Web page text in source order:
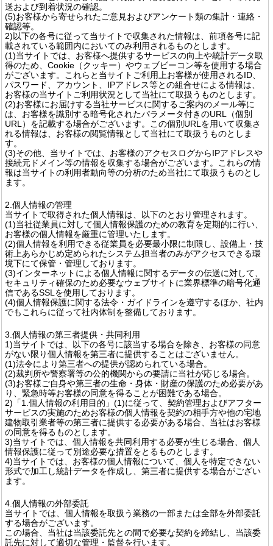
送および到着状況の確認。
(5)お客様から寄せられたご意見およびアンケート類の集計・連絡・
確認等。
2)以下の各号に従って当サイトで収集された情報は、前項各号に記
載されている範囲内においてのみ利用されるものとします。
(1)当サイトでは、お客様へ提供するサービスの向上や統計データ取
得のため、Cookie（クッキー）やウェブビーコン等を使用する場合
がございます。これらと当サイトご利用上お客様が使用されるID、
パスワード、アカウント、IPアドレス等との組合せによる情報は、
お客様の当サイトご利用状況として当社にて取扱うものとします。
(2)お客様にお届けする当社サービスに関するご案内のメール等に
は、お客様を識別する暗号化されたパラメータ付きのURL（個別
URL）を記載する場合がございます。この個別URLを用いて収集さ
れる情報は、お客様の閲覧情報として当社にて取扱うものとしま
す。
(3)その他、当サイトでは、お客様のアクセスログからIPアドレスや
接続元ドメイン等の情報を収集する場合がございます。これらの情
報は当サイトの利用者動向等の分析のため当社にて取扱うものとし
ます。
2.個人情報の管理
当サイトで取得された個人情報は、以下のとおり管理されます。
(1)当社従業員に対して個人情報保護のための教育を定期的に行い、
お客様の個人情報を厳重に管理いたします。
(2)個人情報を利用できる従業員を必要最小限に制限し、設備上・技
術上あらかじめ定められたシステム担当者のみがアクセスできる環
境下にて保管・管理しております。
(3)インターネットによる個人情報に関するデータの伝送に対して、
セキュリティ確保のため必要なウェブサイトに業界標準の暗号化通
信であるSSLを使用しております。
(4)個人情報保護に関する法令・ガイドラインを遵守するほか、社内
でもこれらに従って社内体制を整備しております。
3.個人情報の第三者提供・共同利用
1)当サイトでは、以下の各号に該当する場合を除き、お客様の同意
がない限り個人情報を第三者に提供することはございません。
(1)法令により第三者への提供が認められている場合。
(2)裁判所や警察署等の公的機関からの要請に当社が応じる場合。
(3)お客様ご自身や第三者の生命・身体・財産の保護のため必要があ
り、緊急時等お客様の同意を得ることが困難である場合。
2)「1.個人情報の利用目的」(1)に従って、契約管理およびアフター
サービスの実施のためお客様の個人情報を契約の相手方や他の宅地
建物取引業者等の第三者に提供する必要がある場合、当社はお客様
の同意を得るものとします。
3)当サイトでは、個人情報を共同利用する必要が生じる場合、個人
情報保護に従って別途必要な措置をとるものとします。
4)当サイトでは、お客様の個人情報について、個人を特定できない
形式で加工し統計データを作成し、第三者に提供する場合がござい
ます。
4.個人情報の外部委託
当サイトでは、個人情報を取扱う業務の一部または全部を外部委託
する場合がございます。
この場合、当社は当該委託先との間で必要な契約を締結し、当該委
託先に対して適切な管理・監督を行います。